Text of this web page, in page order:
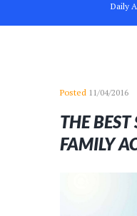
Daily
Posted 11/04/2016
THE
FAMILY